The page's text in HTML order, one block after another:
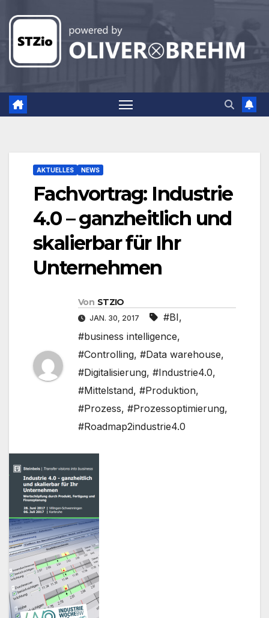
Inhalt
springen
AKTUELLES NEWS
Fachvortrag: Industrie
4.0 – ganzheitlich und
skalierbar für Ihr
Unternehmen
Von STZIO
JAN. 30, 2017 #BI,
#business intelligence,
#Controlling, #Data warehouse,
#Digitalisierung, #Industrie4.0,
#Mittelstand, #Produktion,
#Prozess, #Prozessoptimierung,
#Roadmap2industrie4.0